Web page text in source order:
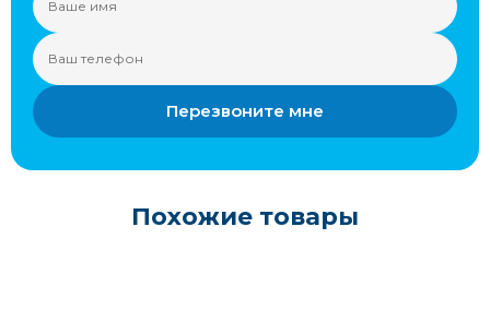
Перезвоните мне
Похожие товары